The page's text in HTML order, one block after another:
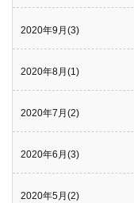
2020年9月(3)
2020年8月(1)
2020年7月(2)
2020年6月(3)
2020年5月(2)